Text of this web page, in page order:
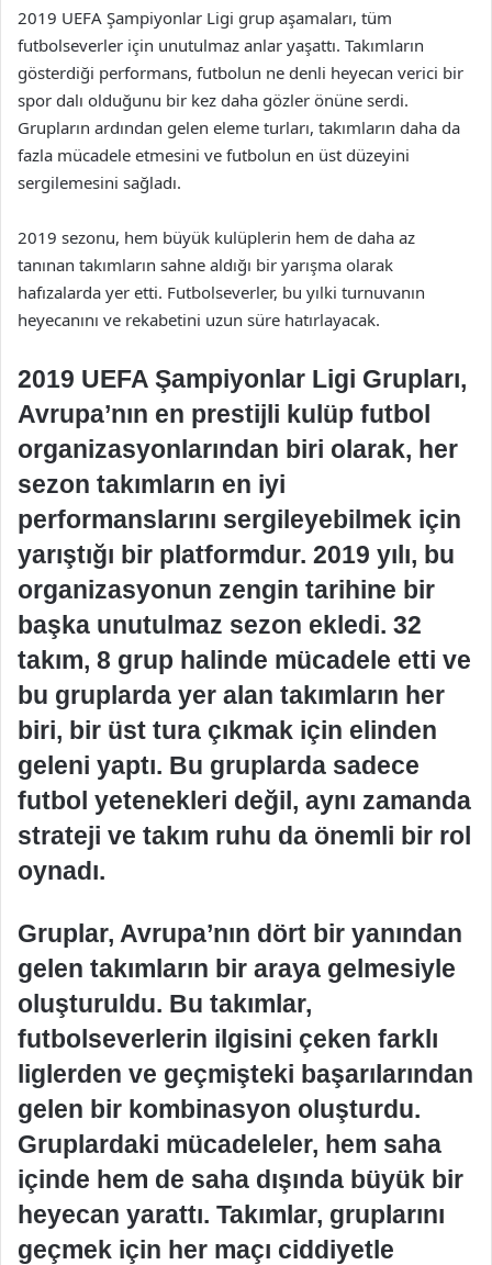
2019 UEFA Şampiyonlar Ligi grup aşamaları, tüm
futbolseverler için unutulmaz anlar yaşattı. Takımların
gösterdiği performans, futbolun ne denli heyecan verici bir
spor dalı olduğunu bir kez daha gözler önüne serdi.
Grupların ardından gelen eleme turları, takımların daha da
fazla mücadele etmesini ve futbolun en üst düzeyini
sergilemesini sağladı.
2019 sezonu, hem büyük kulüplerin hem de daha az
tanınan takımların sahne aldığı bir yarışma olarak
hafızalarda yer etti. Futbolseverler, bu yılki turnuvanın
heyecanını ve rekabetini uzun süre hatırlayacak.
2019 UEFA Şampiyonlar Ligi Grupları,
Avrupa’nın en prestijli kulüp futbol
organizasyonlarından biri olarak, her
sezon takımların en iyi
performanslarını sergileyebilmek için
yarıştığı bir platformdur. 2019 yılı, bu
organizasyonun zengin tarihine bir
başka unutulmaz sezon ekledi. 32
takım, 8 grup halinde mücadele etti ve
bu gruplarda yer alan takımların her
biri, bir üst tura çıkmak için elinden
geleni yaptı. Bu gruplarda sadece
futbol yetenekleri değil, aynı zamanda
strateji ve takım ruhu da önemli bir rol
oynadı.
Gruplar, Avrupa’nın dört bir yanından
gelen takımların bir araya gelmesiyle
oluşturuldu. Bu takımlar,
futbolseverlerin ilgisini çeken farklı
liglerden ve geçmişteki başarılarından
gelen bir kombinasyon oluşturdu.
Gruplardaki mücadeleler, hem saha
içinde hem de saha dışında büyük bir
heyecan yarattı. Takımlar, gruplarını
geçmek için her maçı ciddiyetle